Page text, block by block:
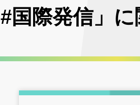
国際発信」